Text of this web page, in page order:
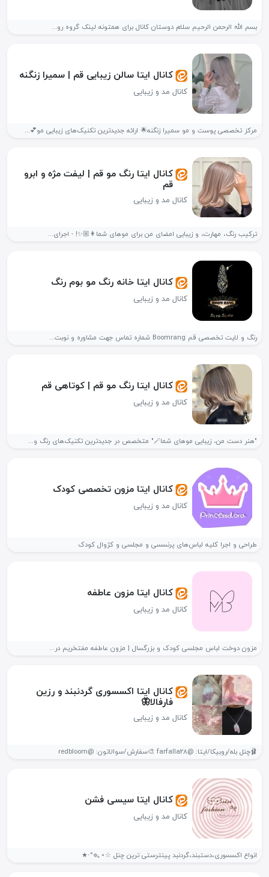
بسم الله الرحمن الرحیم سلام دوستان کانال برای همتونه لینک گروه رو...
کانال ایتا سالن زیبایی قم | سمیرا زنگنه
کانال مد و زیبایی
مرکز تخصصی پوست و مو سمیرا زنگنه🌟 ارائه جدیدترین تکنیک‌های زیبایی مو💕...
کانال ایتا رنگ مو قم | لیفت مژه و ابرو
قم
کانال مد و زیبایی
ترکیب رنگ، مهارت، و زیبایی امضای من برای موهای شما👩🏼✨! - اجرای...
کانال ایتا خانه رنگ مو بوم رنگ
کانال مد و زیبایی
رنگ و لایت تخصصی قم Boomrang شماره تماس جهت مشاوره و نوبت...
کانال ایتا رنگ مو قم | کوتاهی قم
کانال مد و زیبایی
"هنر دست من، زیبایی موهای شما🪄" متخصص در جدیدترین تکنیک‌های رنگ و...
کانال ایتا مزون تخصصی کودک
کانال مد و زیبایی
طراحی و اجرا کلیه لباس‌های پرنسسی و مجلسی و کژوال کودک
کانال ایتا مزون عاطفه
کانال مد و زیبایی
مزون دوخت لباس مجلسی کودک و بزرگسال | مزون عاطفه مفتخریم در...
کانال ایتا اکسسوری گردنبند و رزین
فارفالا🦋
کانال مد و زیبایی
🩰چنل بله/روبیکا/ایتا: @farfalla28 🎨سفارش/سوالاتون: @redbloom
کانال ایتا سیسی فشن
کانال مد و زیبایی
انواع اکسسوری،دستبند،گردنبد پینترستی ترین چنل ☆⋆｡𖦹°‧★